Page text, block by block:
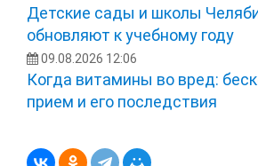
Детские сады и школы
обновляют к учебному году
09.08.2026 12:06
Когда витамины во вред:
прием и его последствия